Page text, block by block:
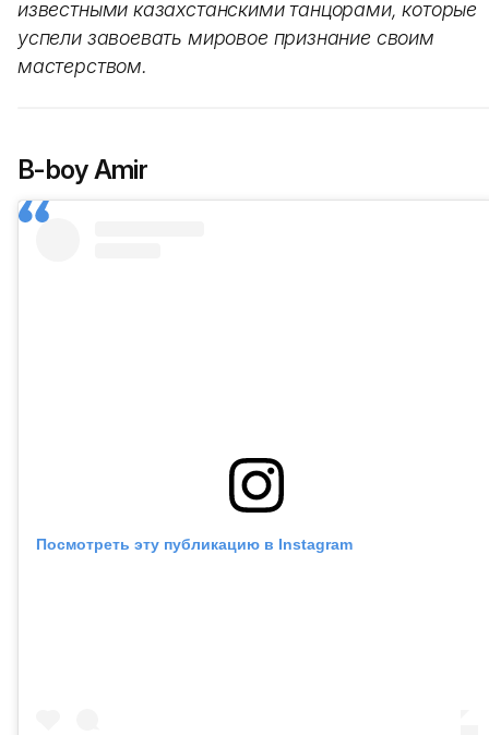
известными казахстанскими танцорами, которые
успели завоевать мировое признание своим
мастерством.
B-boy Amir
Посмотреть эту публикацию в Instagram